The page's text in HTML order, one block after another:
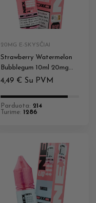
20MG E-SKYSČIAI
Strawberry Watermelon
Bubblegum 10ml 20mg
NEXLIQ Pod Salt
4,49 € Su PVM
Parduota: 214
Turime: 1286